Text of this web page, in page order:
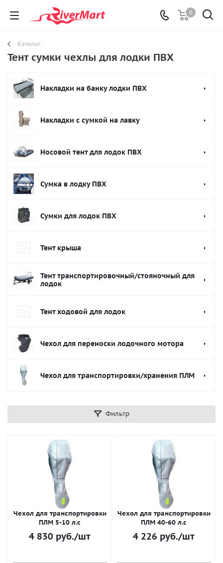
0
Каталог
Тент сумки чехлы для лодки ПВХ
Накладки на банку лодки ПВХ
Накладки с сумкой на лавку
Носовой тент для лодок ПВХ
Сумка в лодку ПВХ
Сумки для лодок ПВХ
Тент крыша
Тент транспортировочный/стояночный для
лодок
Тент ходовой для лодок
Чехол для переноски лодочного мотора
Чехол для транспортировки/хранения ПЛМ
Фильтр
Чехол для транспортировки
ПЛМ 5-10 л.с
4 830 руб./шт
Чехол для транспортировки
ПЛМ 40-60 л.с
4 226 руб./шт